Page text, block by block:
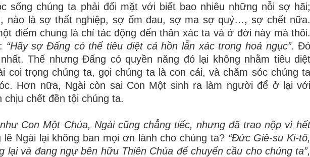
sống chúng ta phải đối mặt với biết bao nhiêu những nỗi sợ hãi;
nào là sợ thất nghiệp, sợ ốm đau, sợ ma sợ quỷ…, sợ chết nữa.
điểm chung là chỉ tác động đến thân xác ta và ở đời này mà thôi.
“Hãy sợ Đấng có thểtiêu diệt cảhồn lẫn xác trong hoảngục”. Đó
Thế nhưng Đấng có quyền năng đó lại không nhằm tiêu diệt
coi trọng chúng ta, gọi chúng ta là con cái, và chăm sóc chúng ta
Hơn nữa, Ngài còn sai Con Một sinh ra làm người để ở lại với
chịu chết đền tội chúng ta.
ưCon Một Chúa, Ngài cũng chẳng tiếc, nhưngđã trao nộp vì hết
lẽ Ngài lại không ban mọi ơn lành cho chúng ta? “Đức Giê-su Ki-tô,
lại và đang ngựbên hữu Thiên Chúa đểchuyển cầu cho chúng ta”,